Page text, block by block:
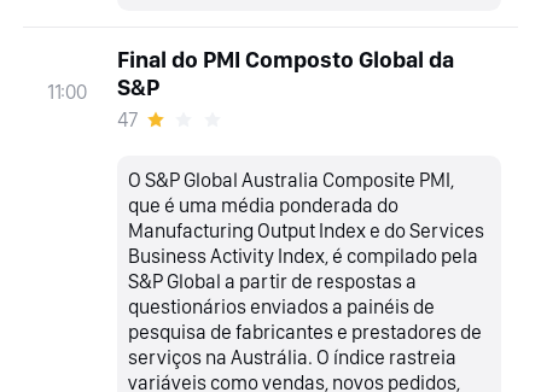
11:00
Final do PMI Composto Global da
S&P
47
O S&P Global Australia Composite PMI,
que é uma média ponderada do
Manufacturing Output Index e do Services
Business Activity Index, é compilado pela
S&P Global a partir de respostas a
questionários enviados a painéis de
pesquisa de fabricantes e prestadores de
serviços na Austrália. O índice rastreia
variáveis como vendas, novos pedidos,